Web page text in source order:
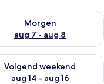
aug 6 - aug 7
Morgen
aug 7 - aug 8
weekend aug 7 -
Volgend weekend
aug 14 - aug 16